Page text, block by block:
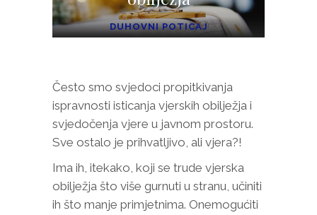
DUHOVNI POTICAJ
Često smo svjedoci propitkivanja
ispravnosti isticanja vjerskih obilježja i
svjedočenja vjere u javnom prostoru.
Sve ostalo je prihvatljivo, ali vjera?!
Ima ih, itekako, koji se trude vjerska
obilježja što više gurnuti u stranu, učiniti
ih što manje primjetnima. Onemogućiti